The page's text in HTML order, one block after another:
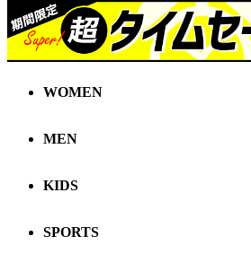
WOMEN
MEN
KIDS
SPORTS